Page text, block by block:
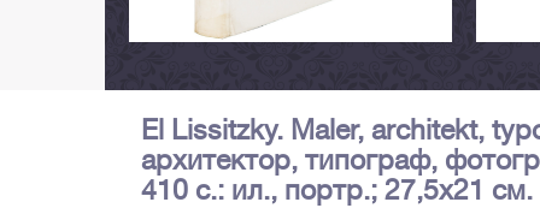
El Lissitzky. Maler, architekt,
архитектор, типограф,
410 c.: ил., портр.; 27,5х21 см.